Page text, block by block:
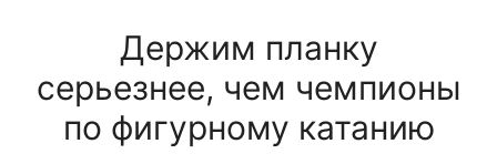
Держим планку
серьезнее, чем чемпионы
по фигурному катанию